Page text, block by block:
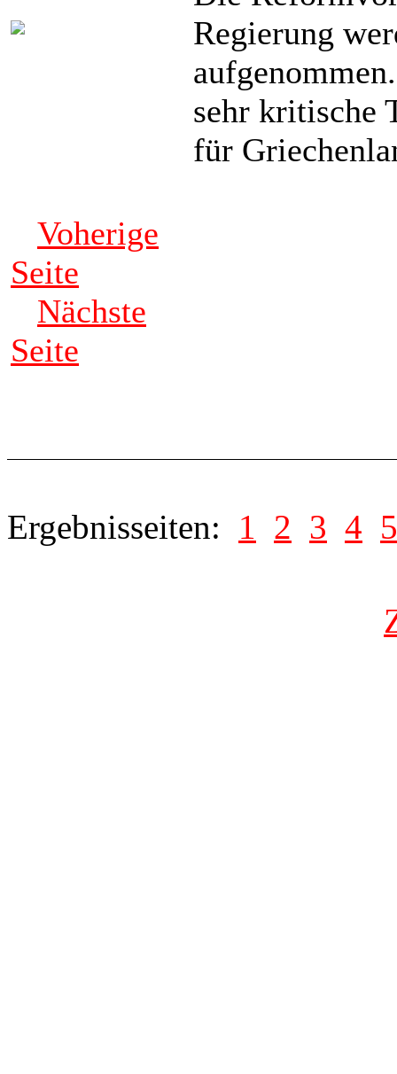
Regierung
sehr kritische
für
Voherige
Seite
Nächste
Seite
Ergebnisseiten: 1 2 3 4 5